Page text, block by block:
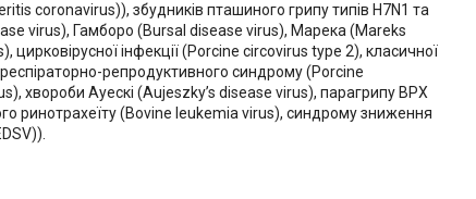
coronavirus)), збудників пташиного грипу типів H7N1 та
virus), Гамборо (Bursal disease virus), Марека (Mareks
інфекції (Porcine circovirus type 2), класичної
репродуктивного синдрому (Porcine
хвороби Ауескі (Aujeszky’s disease virus), парагрипу ВРХ
ринотрахеїту (Bovine leukemia virus), синдрому зниження